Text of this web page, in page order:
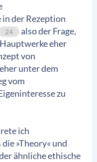
der Rezeption
24
also der Frage,
eher
von
unter dem
vom
zu
ich
»Theory« und
ähnliche ethische